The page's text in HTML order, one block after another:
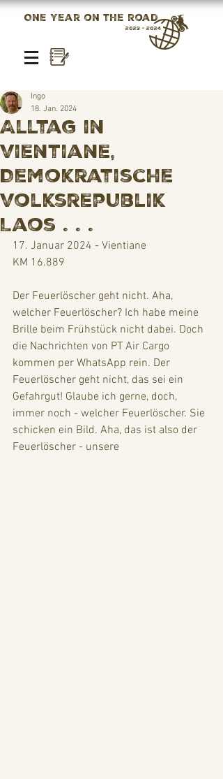
One year on the road
2023 - 2024
Alltag in
Vientiane,
Demokratische
Volksrepublik
Laos . . .
Ingo
18. Jan. 2024
17. Januar 2024 - Vientiane
KM 16.889
Der Feuerlöscher geht nicht. Aha,
welcher Feuerlöscher? Ich habe meine
Brille beim Frühstück nicht dabei. Doch
die Nachrichten von PT Air Cargo
kommen per WhatsApp rein. Der
Feuerlöscher geht nicht, das sei ein
Gefahrgut! Glaube ich gerne, doch,
immer noch - welcher Feuerlöscher. Sie
schicken ein Bild. Aha, das ist also der
Feuerlöscher - unsere